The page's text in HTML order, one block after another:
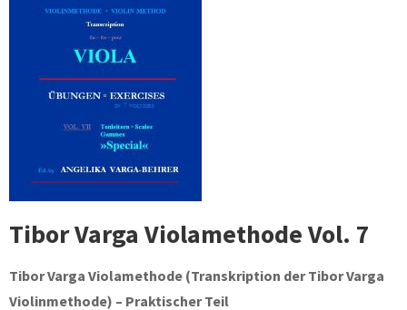
Tibor Varga Violamethode Vol. 7
Tibor Varga Violamethode (Transkription der Tibor Varga
Violinmethode) – Praktischer Teil